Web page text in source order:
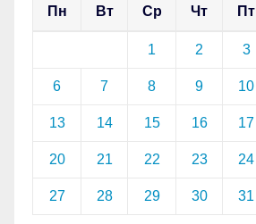
Пн Вт Ср Чт Пт
1 2 3
6 7 8 9 10
13 14 15 16 17
20 21 22 23 24
27 28 29 30 31